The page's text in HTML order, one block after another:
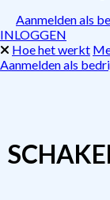
Aanmelden als
INLOGGEN
Hoe het werkt
Aanmelden als